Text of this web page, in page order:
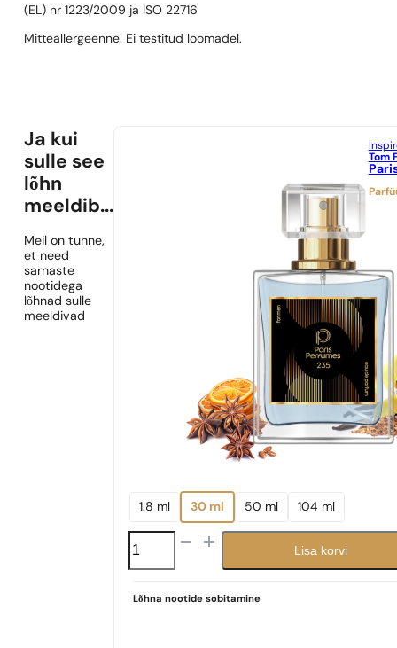
(EL) nr 1223/2009 ja ISO 22716
Mitteallergeenne. Ei testitud loomadel.
Ja kui
sulle see
lõhn
meeldib...
Meil on tunne,
et need
sarnaste
nootidega
lõhnad sulle
meeldivad
Tom
1.8 ml 30 ml 50 ml 104 ml
235
kogus
Lisa korvi
Lõhna nootide sobitamine